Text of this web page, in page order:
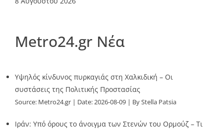
Metro24.gr Νέα
Υψηλός κίνδυνος πυρκαγιάς στη Χαλκιδική – Οι
συστάσεις της Πολιτικής Προστασίας
Source: Metro24.gr Date: 2026-08-09 By Stella Patsia
Ιράν: Υπό όρους το άνοιγμα των Στενών του Ορμούζ – Τι